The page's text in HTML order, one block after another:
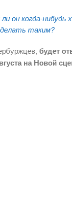
он когда-
таким?
будет
на Новой